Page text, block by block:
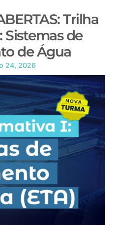
Trilha
Sistemas de
de Água
24, 2026